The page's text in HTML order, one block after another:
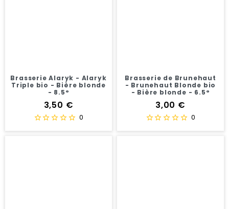
Brasserie Alaryk - Alaryk
Triple bio - Bière blonde
- 8.5°
Prix
3,50 €
0
Brasserie de Brunehaut
- Brunehaut Blonde bio
- Bière blonde - 6.5°
Prix
3,00 €
0